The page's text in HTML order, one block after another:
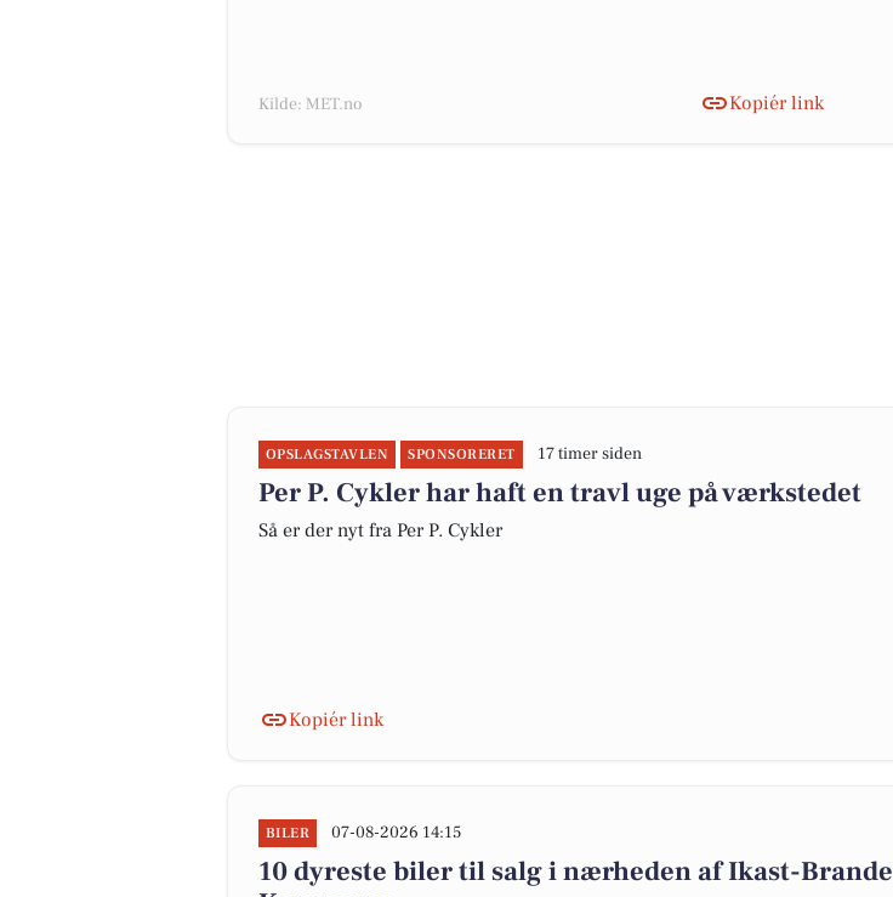
Kilde: MET.no Kopiér link
OPSLAGSTAVLEN SPONSORERET 17 timer siden
Per P. Cykler har haft en travl uge på værkstedet
Så er der nyt fra Per P. Cykler
Kopiér link
BILER 07-08-2026 14:15
10 dyreste biler til salg i nærheden af Ikast-Brande